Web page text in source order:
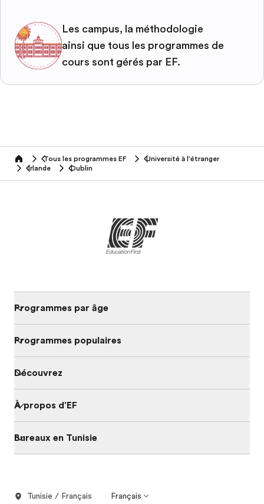
Les campus, la méthodologie
ainsi que tous les programmes de
cours sont gérés par EF.
home Tous les programmes EF
Université à l'étranger
Irlande
Dublin
Programmes par âge
Programmes populaires
Découvrez
À propos d'EF
Bureaux en Tunisie
Tunisie / Français Français